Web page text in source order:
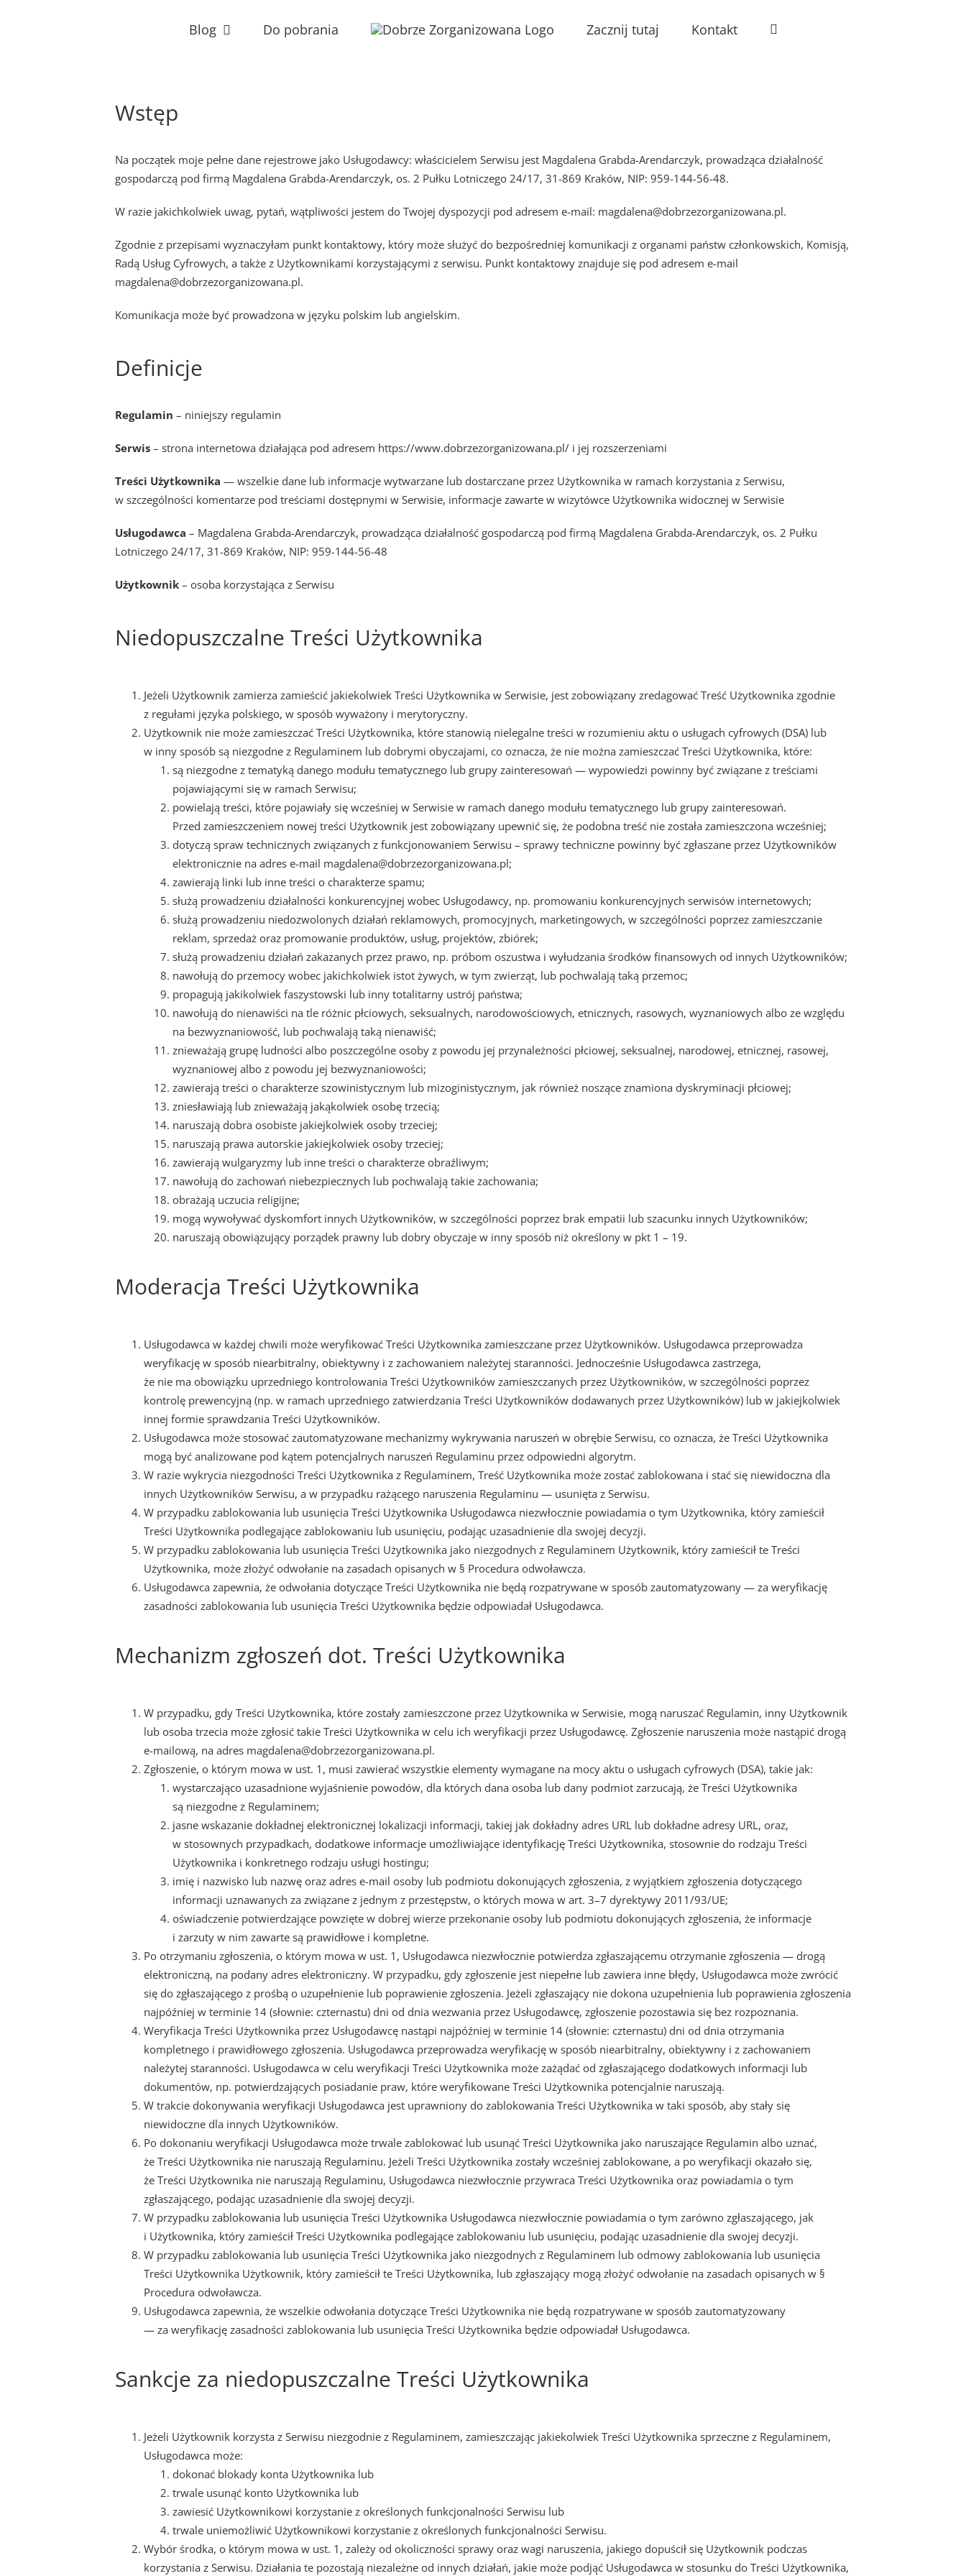
Blog Do pobrania Zacznij tutaj Kontakt
Wstęp
Na początek moje pełne dane rejestrowe jako Usługodawcy: właścicielem Serwisu jest Magdalena Grabda-Arendarczyk, prowadząca działalność
gospodarczą pod firmą Magdalena Grabda-Arendarczyk, os. 2 Pułku Lotniczego 24/17, 31-869 Kraków, NIP: 959-144-56-48.
W razie jakichkolwiek uwag, pytań, wątpliwości jestem do Twojej dyspozycji pod adresem e-mail: magdalena@dobrzezorganizowana.pl.
Zgodnie z przepisami wyznaczyłam punkt kontaktowy, który może służyć do bezpośredniej komunikacji z organami państw członkowskich, Komisją,
Radą Usług Cyfrowych, a także z Użytkownikami korzystającymi z serwisu. Punkt kontaktowy znajduje się pod adresem e-mail
magdalena@dobrzezorganizowana.pl.
Komunikacja może być prowadzona w języku polskim lub angielskim.
Definicje
Regulamin – niniejszy regulamin
Serwis – strona internetowa działająca pod adresem https://www.dobrzezorganizowana.pl/ i jej rozszerzeniami
Treści Użytkownika — wszelkie dane lub informacje wytwarzane lub dostarczane przez Użytkownika w ramach korzystania z Serwisu,
w szczególności komentarze pod treściami dostępnymi w Serwisie, informacje zawarte w wizytówce Użytkownika widocznej w Serwisie
Usługodawca – Magdalena Grabda-Arendarczyk, prowadząca działalność gospodarczą pod firmą Magdalena Grabda-Arendarczyk, os. 2 Pułku
Lotniczego 24/17, 31-869 Kraków, NIP: 959-144-56-48
Użytkownik– osoba korzystająca z Serwisu
Niedopuszczalne Treści Użytkownika
Jeżeli Użytkownik zamierza zamieścić jakiekolwiek Treści Użytkownika w Serwisie, jest zobowiązany zredagować Treść Użytkownika zgodnie
z regułami języka polskiego, w sposób wyważony i merytoryczny.
Użytkownik nie może zamieszczać Treści Użytkownika, które stanowią nielegalne treści w rozumieniu aktu o usługach cyfrowych (DSA) lub
w inny sposób są niezgodne z Regulaminem lub dobrymi obyczajami, co oznacza, że nie można zamieszczać Treści Użytkownika, które:
są niezgodne z tematyką danego modułu tematycznego lub grupy zainteresowań — wypowiedzi powinny być związane z treściami
pojawiającymi się w ramach Serwisu;
powielają treści, które pojawiały się wcześniej w Serwisie w ramach danego modułu tematycznego lub grupy zainteresowań.
Przed zamieszczeniem nowej treści Użytkownik jest zobowiązany upewnić się, że podobna treść nie została zamieszczona wcześniej;
dotyczą spraw technicznych związanych z funkcjonowaniem Serwisu – sprawy techniczne powinny być zgłaszane przez Użytkowników
elektronicznie na adres e-mail magdalena@dobrzezorganizowana.pl;
zawierają linki lub inne treści o charakterze spamu;
służą prowadzeniu działalności konkurencyjnej wobec Usługodawcy, np. promowaniu konkurencyjnych serwisów internetowych;
służą prowadzeniu niedozwolonych działań reklamowych, promocyjnych, marketingowych, w szczególności poprzez zamieszczanie
reklam, sprzedaż oraz promowanie produktów, usług, projektów, zbiórek;
służą prowadzeniu działań zakazanych przez prawo, np. próbom oszustwa i wyłudzania środków finansowych od innych Użytkowników;
nawołują do przemocy wobec jakichkolwiek istot żywych, w tym zwierząt, lub pochwalają taką przemoc;
propagują jakikolwiek faszystowski lub inny totalitarny ustrój państwa;
nawołują do nienawiści na tle różnic płciowych, seksualnych, narodowościowych, etnicznych, rasowych, wyznaniowych albo ze względu
na bezwyznaniowość, lub pochwalają taką nienawiść;
znieważają grupę ludności albo poszczególne osoby z powodu jej przynależności płciowej, seksualnej, narodowej, etnicznej, rasowej,
wyznaniowej albo z powodu jej bezwyznaniowości;
zawierają treści o charakterze szowinistycznym lub mizoginistycznym, jak również noszące znamiona dyskryminacji płciowej;
zniesławiają lub znieważają jakąkolwiek osobę trzecią;
naruszają dobra osobiste jakiejkolwiek osoby trzeciej;
naruszają prawa autorskie jakiejkolwiek osoby trzeciej;
zawierają wulgaryzmy lub inne treści o charakterze obraźliwym;
nawołują do zachowań niebezpiecznych lub pochwalają takie zachowania;
obrażają uczucia religijne;
mogą wywoływać dyskomfort innych Użytkowników, w szczególności poprzez brak empatii lub szacunku innych Użytkowników;
naruszają obowiązujący porządek prawny lub dobry obyczaje w inny sposób niż określony w pkt 1 – 19.
Moderacja Treści Użytkownika
Usługodawca w każdej chwili może weryfikować Treści Użytkownika zamieszczane przez Użytkowników. Usługodawca przeprowadza
weryfikację w sposób niearbitralny, obiektywny i z zachowaniem należytej staranności. Jednocześnie Usługodawca zastrzega,
że nie ma obowiązku uprzedniego kontrolowania Treści Użytkowników zamieszczanych przez Użytkowników, w szczególności poprzez
kontrolę prewencyjną (np. w ramach uprzedniego zatwierdzania Treści Użytkowników dodawanych przez Użytkowników) lub w jakiejkolwiek
innej formie sprawdzania Treści Użytkowników.
Usługodawca może stosować zautomatyzowane mechanizmy wykrywania naruszeń w obrębie Serwisu, co oznacza, że Treści Użytkownika
mogą być analizowane pod kątem potencjalnych naruszeń Regulaminu przez odpowiedni algorytm.
W razie wykrycia niezgodności Treści Użytkownika z Regulaminem, Treść Użytkownika może zostać zablokowana i stać się niewidoczna dla
innych Użytkowników Serwisu, a w przypadku rażącego naruszenia Regulaminu — usunięta z Serwisu.
W przypadku zablokowania lub usunięcia Treści Użytkownika Usługodawca niezwłocznie powiadamia o tym Użytkownika, który zamieścił
Treści Użytkownika podlegające zablokowaniu lub usunięciu, podając uzasadnienie dla swojej decyzji.
W przypadku zablokowania lub usunięcia Treści Użytkownika jako niezgodnych z Regulaminem Użytkownik, który zamieścił te Treści
Użytkownika, może złożyć odwołanie na zasadach opisanych w § Procedura odwoławcza.
Usługodawca zapewnia, że odwołania dotyczące Treści Użytkownika nie będą rozpatrywane w sposób zautomatyzowany — za weryfikację
zasadności zablokowania lub usunięcia Treści Użytkownika będzie odpowiadał Usługodawca.
Mechanizm zgłoszeń dot. Treści Użytkownika
W przypadku, gdy Treści Użytkownika, które zostały zamieszczone przez Użytkownika w Serwisie, mogą naruszać Regulamin, inny Użytkownik
lub osoba trzecia może zgłosić takie Treści Użytkownika w celu ich weryfikacji przez Usługodawcę. Zgłoszenie naruszenia może nastąpić drogą
e-mailową, na adres magdalena@dobrzezorganizowana.pl.
Zgłoszenie, o którym mowa w ust. 1, musi zawierać wszystkie elementy wymagane na mocy aktu o usługach cyfrowych (DSA), takie jak:
wystarczająco uzasadnione wyjaśnienie powodów, dla których dana osoba lub dany podmiot zarzucają, że Treści Użytkownika
są niezgodne z Regulaminem;
jasne wskazanie dokładnej elektronicznej lokalizacji informacji, takiej jak dokładny adres URL lub dokładne adresy URL, oraz,
w stosownych przypadkach, dodatkowe informacje umożliwiające identyfikację Treści Użytkownika, stosownie do rodzaju Treści
Użytkownika i konkretnego rodzaju usługi hostingu;
imię i nazwisko lub nazwę oraz adres e-mail osoby lub podmiotu dokonujących zgłoszenia, z wyjątkiem zgłoszenia dotyczącego
informacji uznawanych za związane z jednym z przestępstw, o których mowa w art. 3–7 dyrektywy 2011/93/UE;
oświadczenie potwierdzające powzięte w dobrej wierze przekonanie osoby lub podmiotu dokonujących zgłoszenia, że informacje
i zarzuty w nim zawarte są prawidłowe i kompletne.
Po otrzymaniu zgłoszenia, o którym mowa w ust. 1, Usługodawca niezwłocznie potwierdza zgłaszającemu otrzymanie zgłoszenia — drogą
elektroniczną, na podany adres elektroniczny. W przypadku, gdy zgłoszenie jest niepełne lub zawiera inne błędy, Usługodawca może zwrócić
się do zgłaszającego z prośbą o uzupełnienie lub poprawienie zgłoszenia. Jeżeli zgłaszający nie dokona uzupełnienia lub poprawienia zgłoszenia
najpóźniej w terminie 14 (słownie: czternastu) dni od dnia wezwania przez Usługodawcę, zgłoszenie pozostawia się bez rozpoznania.
Weryfikacja Treści Użytkownika przez Usługodawcę nastąpi najpóźniej w terminie 14 (słownie: czternastu) dni od dnia otrzymania
kompletnego i prawidłowego zgłoszenia. Usługodawca przeprowadza weryfikację w sposób niearbitralny, obiektywny i z zachowaniem
należytej staranności. Usługodawca w celu weryfikacji Treści Użytkownika może zażądać od zgłaszającego dodatkowych informacji lub
dokumentów, np. potwierdzających posiadanie praw, które weryfikowane Treści Użytkownika potencjalnie naruszają.
W trakcie dokonywania weryfikacji Usługodawca jest uprawniony do zablokowania Treści Użytkownika w taki sposób, aby stały się
niewidoczne dla innych Użytkowników.
Po dokonaniu weryfikacji Usługodawca może trwale zablokować lub usunąć Treści Użytkownika jako naruszające Regulamin albo uznać,
że Treści Użytkownika nie naruszają Regulaminu. Jeżeli Treści Użytkownika zostały wcześniej zablokowane, a po weryfikacji okazało się,
że Treści Użytkownika nie naruszają Regulaminu, Usługodawca niezwłocznie przywraca Treści Użytkownika oraz powiadamia o tym
zgłaszającego, podając uzasadnienie dla swojej decyzji.
W przypadku zablokowania lub usunięcia Treści Użytkownika Usługodawca niezwłocznie powiadamia o tym zarówno zgłaszającego, jak
i Użytkownika, który zamieścił Treści Użytkownika podlegające zablokowaniu lub usunięciu, podając uzasadnienie dla swojej decyzji.
W przypadku zablokowania lub usunięcia Treści Użytkownika jako niezgodnych z Regulaminem lub odmowy zablokowania lub usunięcia
Treści Użytkownika Użytkownik, który zamieścił te Treści Użytkownika, lub zgłaszający mogą złożyć odwołanie na zasadach opisanych w §
Procedura odwoławcza.
Usługodawca zapewnia, że wszelkie odwołania dotyczące Treści Użytkownika nie będą rozpatrywane w sposób zautomatyzowany
— za weryfikację zasadności zablokowania lub usunięcia Treści Użytkownika będzie odpowiadał Usługodawca.
Sankcje za niedopuszczalne Treści Użytkownika
Jeżeli Użytkownik korzysta z Serwisu niezgodnie z Regulaminem, zamieszczając jakiekolwiek Treści Użytkownika sprzeczne z Regulaminem,
Usługodawca może:
dokonać blokady konta Użytkownika lub
trwale usunąć konto Użytkownika lub
zawiesić Użytkownikowi korzystanie z określonych funkcjonalności Serwisu lub
trwale uniemożliwić Użytkownikowi korzystanie z określonych funkcjonalności Serwisu.
Wybór środka, o którym mowa w ust. 1, zależy od okoliczności sprawy oraz wagi naruszenia, jakiego dopuścił się Użytkownik podczas
korzystania z Serwisu. Działania te pozostają niezależne od innych działań, jakie może podjąć Usługodawca w stosunku do Treści Użytkownika,